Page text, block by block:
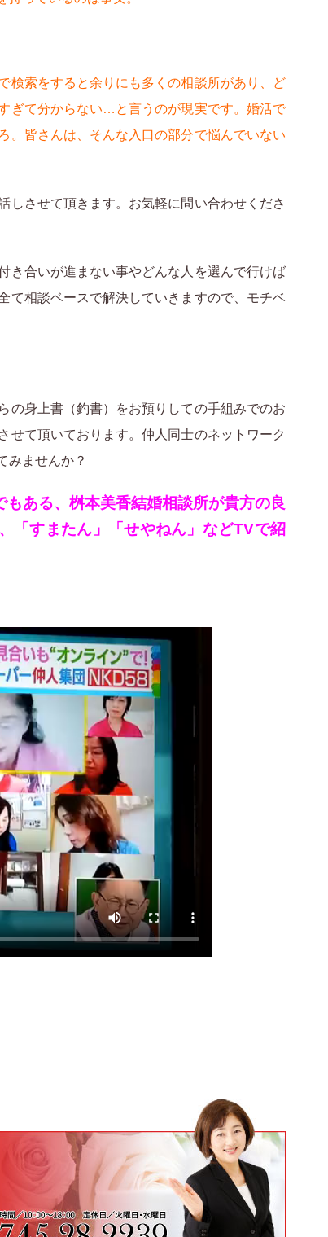
検索をすると余りにも多くの相談所があり、ど
ぎて分からない…と言うのが現実です。婚活で
。皆さんは、そんな入口の部分で悩んでいない
しさせて頂きます。お気軽に問い合わせくださ
き合いが進まない事やどんな人を選んで行けば
て相談ベースで解決していきますので、モチベ
の身上書（釣書）をお預りしての手組みでのお
せて頂いております。仲人同士のネットワーク
みませんか？
ある、桝本美香結婚相談所が貴方の良
「すまたん」「せやねん」などTVで紹